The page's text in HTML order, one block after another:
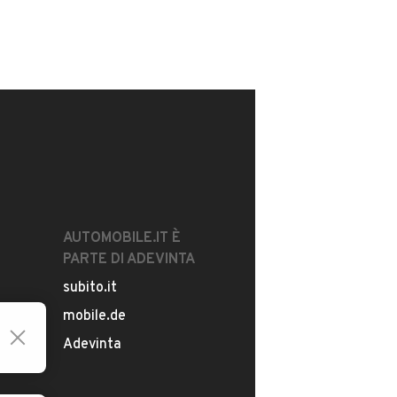
AUTOMOBILE.IT È
PARTE DI ADEVINTA
subito.it
mobile.de
Adevinta